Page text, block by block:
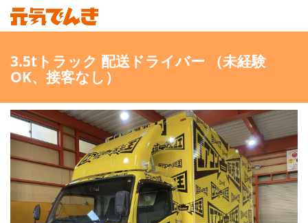
3.5tトラック 配送ドライバー （未経験
OK、接客なし）